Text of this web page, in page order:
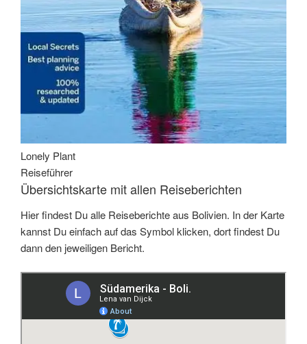
Lonely Plant
Reiseführer
Übersichtskarte mit allen Reiseberichten
Hier findest Du alle Reiseberichte aus Bolivien. In der Karte
kannst Du einfach auf das Symbol klicken, dort findest Du
dann den jeweiligen Bericht.